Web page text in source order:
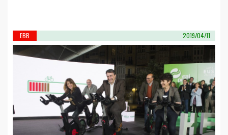
EBB 2019/04/11